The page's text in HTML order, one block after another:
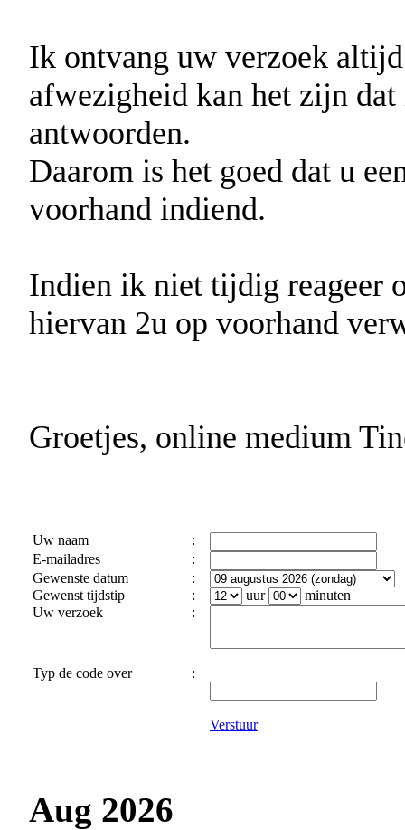
Ik ontvang uw verzoek
afwezigheid kan het zijn
antwoorden.
Daarom is het goed dat u
voorhand indiend.
Indien ik niet tijdig reageer
hiervan 2u op voorhand
Groetjes, online medium
Uw naam
:
E-mailadres
:
Gewenste datum
:
Gewenst tijdstip
: uur
minuten
Uw verzoek
:
Typ de code over :
Verstuur
Aug 2026